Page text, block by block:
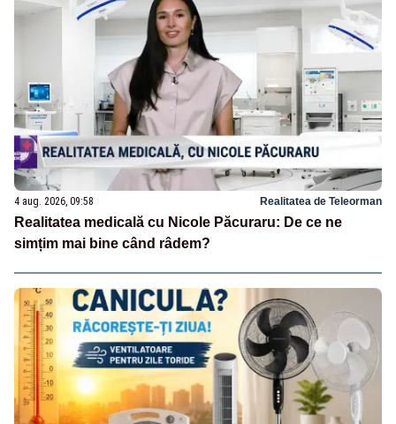
4 aug. 2026, 09:58 Realitatea de Teleorman
Realitatea medicală cu Nicole Păcuraru: De ce ne
simțim mai bine când râdem?